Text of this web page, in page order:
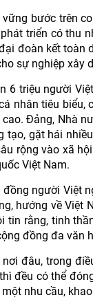
bước trên
triển có thu
đoàn kết toàn
sự nghiệp xây
6 triệu người
nhân tiêu biểu,
Đảng, Nhà
tạo, gặt hái
rộng vào xã
Việt Nam.
đồng người Việt
hướng về Việt
tin rằng, tinh
đồng đa văn
đâu, trong
đều có thể
nhu cầu,